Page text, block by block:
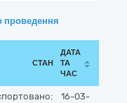
проведення
СТАН
ДАТА
ТА
ЧАС
16-03-